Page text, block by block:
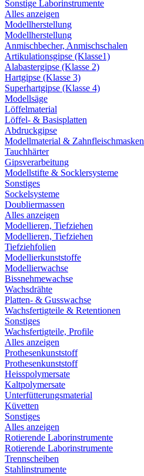
Sonstige Laborinstrumente
Alles anzeigen
Modellherstellung
Modellherstellung
Anmischbecher, Anmischschalen
Artikulationsgipse (Klasse1)
Alabastergipse (Klasse 2)
Hartgipse (Klasse 3)
Superhartgipse (Klasse 4)
Modellsäge
Löffelmaterial
Löffel- & Basisplatten
Abdruckgipse
Modellmaterial & Zahnfleischmasken
Tauchhärter
Gipsverarbeitung
Modellstifte & Socklersysteme
Sonstiges
Sockelsysteme
Doubliermassen
Alles anzeigen
Modellieren, Tiefziehen
Modellieren, Tiefziehen
Tiefziehfolien
Modellierkunststoffe
Modellierwachse
Bissnehmewachse
Wachsdrähte
Platten- & Gusswachse
Wachsfertigteile & Retentionen
Sonstiges
Wachsfertigteile, Profile
Alles anzeigen
Prothesenkunststoff
Prothesenkunststoff
Heisspolymersate
Kaltpolymersate
Unterfütterungsmaterial
Küvetten
Sonstiges
Alles anzeigen
Rotierende Laborinstrumente
Rotierende Laborinstrumente
Trennscheiben
Stahlinstrumente